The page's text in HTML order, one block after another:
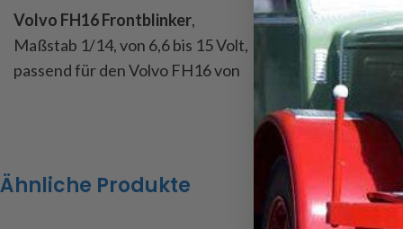
Volvo FH16 Frontblinker,
Maßstab 1/14, von 6,6 bis 15 Volt,
passend für den Volvo FH16 von
vorhandene Leuchtengehäuse
zzgl.
Volvo FH16
Maßstab 1/14,
Volvo FH16
7,2 bis 12 Volt,
Stück orange
seitliche
ca. 65cm, 2
für den Einbau
Ähnliche Produkte